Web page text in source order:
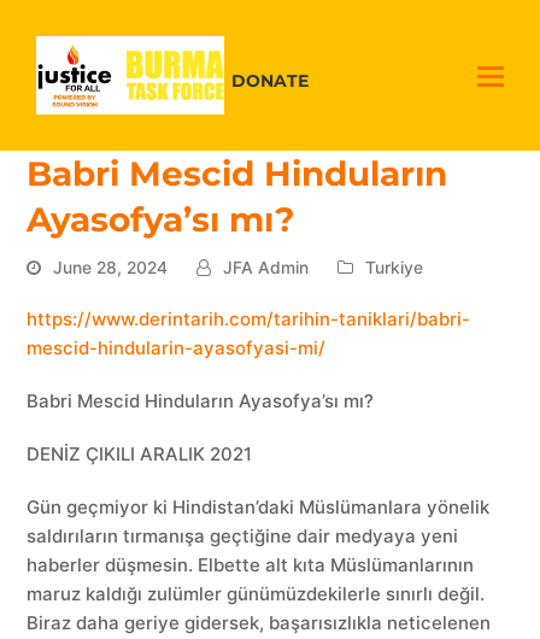
DONATE
Babri Mescid Hinduların
Ayasofya’sı mı?
June 28, 2024 JFA Admin Turkiye
https://www.derintarih.com/tarihin-taniklari/babri-
mescid-hindularin-ayasofyasi-mi/
Babri Mescid Hinduların Ayasofya’sı mı?
DENİZ ÇIKILI ARALIK 2021
Gün geçmiyor ki Hindistan’daki Müslümanlara yönelik
saldırıların tırmanışa geçtiğine dair medyaya yeni
haberler düşmesin. Elbette alt kıta Müslümanlarının
maruz kaldığı zulümler günümüzdekilerle sınırlı değil.
Biraz daha geriye gidersek, başarısızlıkla neticelenen